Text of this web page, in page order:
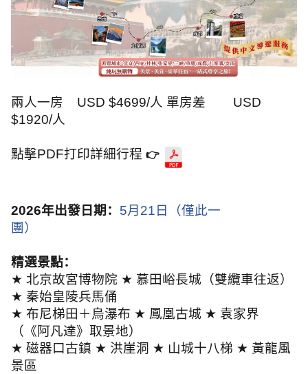
兩人一房 USD $4699/人 單房差
USD
$1920/人
點擊PDF打印詳細行程 👉
2026年出發日期： 5月 21日（僅此一
團）
精選景點：
★ 北京故宮博物院 ★ 慕田峪長城（雙纜車往返）
★ 秦始皇陵兵馬俑
★ 布尼梯田＋烏瀑布 ★ 鳳凰古城 ★ 袁家界
（《阿凡達》取景地）
★ 磁器口古鎮 ★ 洪崖洞 ★ 山城十八梯 ★ 黃龍風
景區